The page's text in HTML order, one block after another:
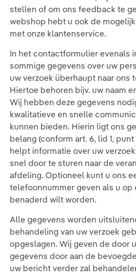
stellen of om ons feedback te
webshop hebt u ook de
met onze klantenservice.
In het contactformulier evenals
sommige gegevens over uw
uw verzoek überhaupt naar ons
Hiertoe behoren bijv. uw naam
Wij hebben deze gegevens
kwalitatieve en snelle
kunnen bieden. Hierin ligt ons
belang (conform art. 6, lid 1,
helpt informatie over uw
snel door te sturen naar de
afdeling. Optioneel kunt u ons
telefoonnummer geven als u op
benaderd wilt worden.
Alle gegevens worden
behandeling van uw verzoek
opgeslagen. Wij geven de door
gegevens door aan de
uw bericht verder zal